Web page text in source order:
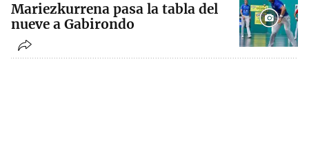
Mariezkurrena pasa la tabla del
nueve a Gabirondo